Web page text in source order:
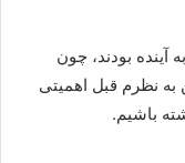
آینده بودند، چون
نظرم قبل اهمیتی
باشیم.